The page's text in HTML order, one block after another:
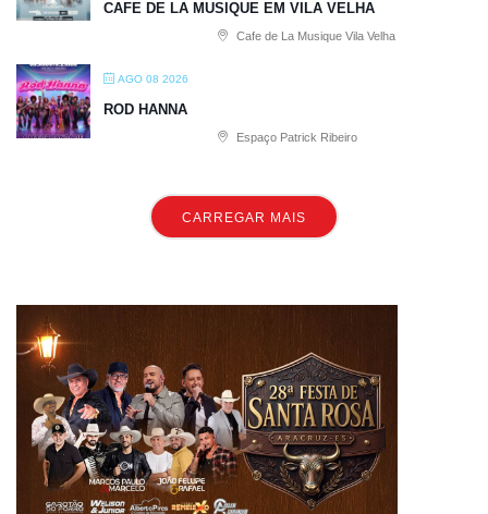
CAFE DE LA MUSIQUE EM VILA VELHA
Cafe de La Musique Vila Velha
AGO 08 2026
ROD HANNA
Espaço Patrick Ribeiro
CARREGAR MAIS